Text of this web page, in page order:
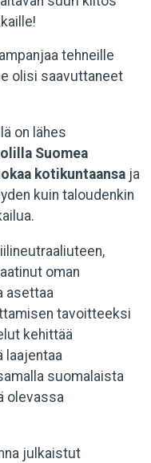
tehneille
olisi saavuttaneet
on lähes
Suomea
kotikuntaansa ja
kuin taloudenkin
oman
asettaa
tavoitteeksi
kehittää
laajentaa
suomalaista
olevassa
julkaistut